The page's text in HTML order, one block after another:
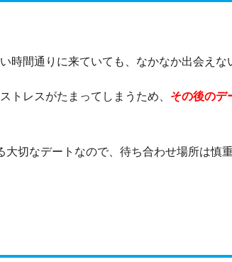
時間通りに来ていても、なかなか出会えな
トレスがたまってしまうため、 その後のデ
切なデートなので、待ち合わせ場所は慎